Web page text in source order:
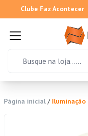
Clube Faz Acontecer
Página inicial / Iluminação